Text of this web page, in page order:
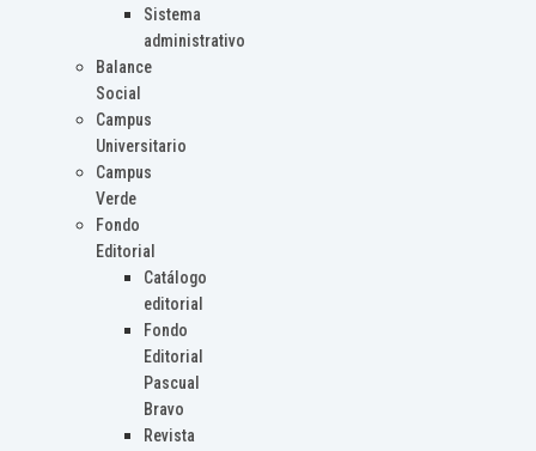
Sistema
administrativo
Balance
Social
Campus
Universitario
Campus
Verde
Fondo
Editorial
Catálogo
editorial
Fondo
Editorial
Pascual
Bravo
Revista